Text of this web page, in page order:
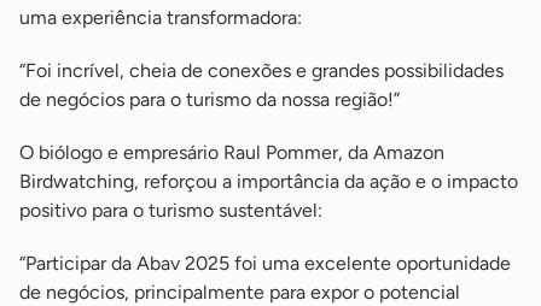
uma experiência transformadora:
“Foi incrível, cheia de conexões e grandes possibilidades
de negócios para o turismo da nossa região!”
O biólogo e empresário Raul Pommer, da Amazon
Birdwatching, reforçou a importância da ação e o impacto
positivo para o turismo sustentável:
“Participar da Abav 2025 foi uma excelente oportunidade
de negócios, principalmente para expor o potencial